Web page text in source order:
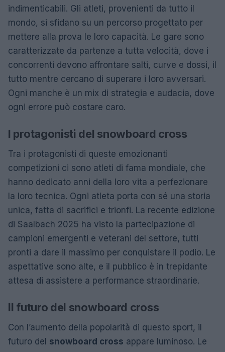
indimenticabili. Gli atleti, provenienti da tutto il
mondo, si sfidano su un percorso progettato per
mettere alla prova le loro capacità. Le gare sono
caratterizzate da partenze a tutta velocità, dove i
concorrenti devono affrontare salti, curve e dossi, il
tutto mentre cercano di superare i loro avversari.
Ogni manche è un mix di strategia e audacia, dove
ogni errore può costare caro.
I protagonisti del snowboard cross
Tra i protagonisti di queste emozionanti
competizioni ci sono atleti di fama mondiale, che
hanno dedicato anni della loro vita a perfezionare
la loro tecnica. Ogni atleta porta con sé una storia
unica, fatta di sacrifici e trionfi. La recente edizione
di Saalbach 2025 ha visto la partecipazione di
campioni emergenti e veterani del settore, tutti
pronti a dare il massimo per conquistare il podio. Le
aspettative sono alte, e il pubblico è in trepidante
attesa di assistere a performance straordinarie.
Il futuro del snowboard cross
Con l’aumento della popolarità di questo sport, il
futuro del snowboard cross appare luminoso. Le